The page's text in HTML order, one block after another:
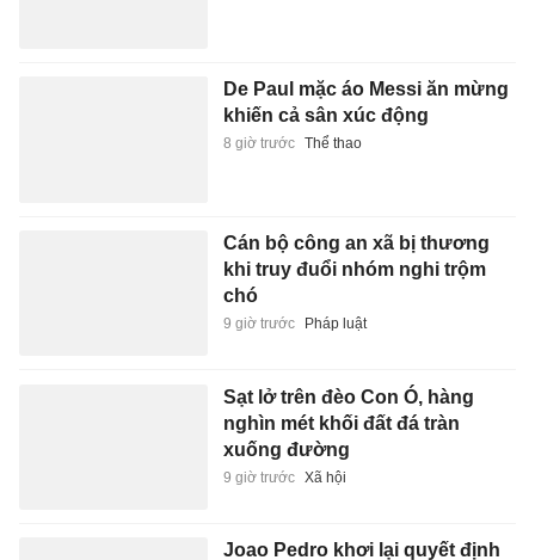
De Paul mặc áo Messi ăn mừng
khiến cả sân xúc động
8 giờ trước Thể thao
Cán bộ công an xã bị thương
khi truy đuổi nhóm nghi trộm
chó
9 giờ trước Pháp luật
Sạt lở trên đèo Con Ó, hàng
nghìn mét khối đất đá tràn
xuống đường
9 giờ trước Xã hội
Joao Pedro khơi lại quyết định